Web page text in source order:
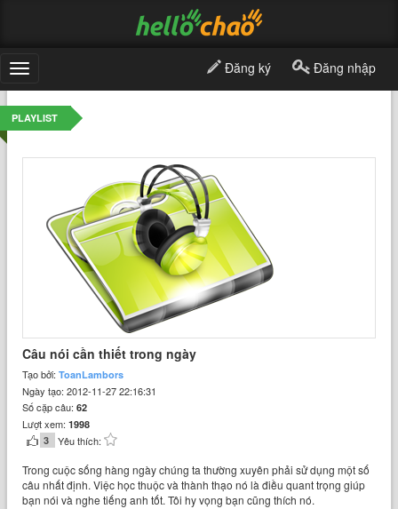
Toggle
navigation
Đăng ký Đăng nhập
PLAYLIST
Câu nói cần thiết trong ngày
Tạo bởi:ToanLambors
Ngày tạo: 2012-11-27 22:16:31
Số cặp câu:62
Lượt xem:1998
Yêu thích:
3
Trong cuộc sống hàng ngày chúng ta thường xuyên phải sử dụng một số
câu nhất định. Việc học thuộc và thành thạo nó là điều quant trọng giúp
bạn nói và nghe tiếng anh tốt. Tôi hy vọng bạn cũng thích nó.